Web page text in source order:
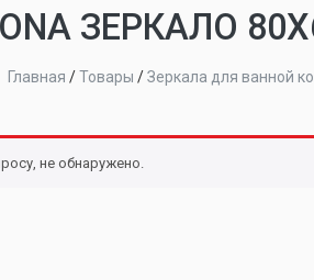
ЗЕРКАЛО
Главная /Товары /Зеркала для ванной
не обнаружено.